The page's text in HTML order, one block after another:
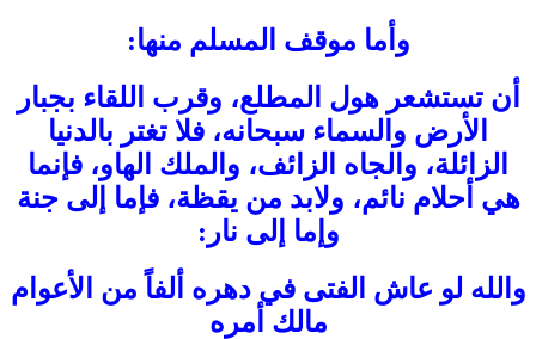
وأما موقف المسلم منها:
أن تستشعر هول المطلع، وقرب اللقاء بجبار
الأرض والسماء سبحانه، فلا تغتر بالدنيا
الزائلة، والجاه الزائف، والملك الهاو، فإنما
هي أحلام نائم، ولابد من يقظة، فإما إلى جنة
وإما إلى نار:
والله لو عاش الفتى في دهره ألفاً من الأعوام
مالك أمره